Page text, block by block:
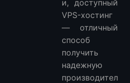
и, доступный
VPS-хостинг
— отличный
способ
получить
надежную
производител